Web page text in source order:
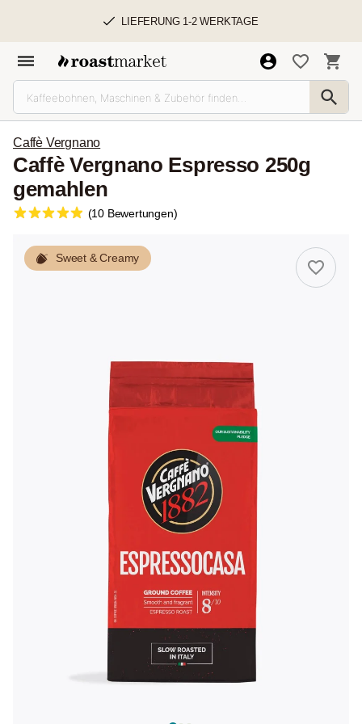
LIEFERUNG 1-2 WERKTAGE
Caffè Vergnano
Caffè Vergnano Espresso 250g
gemahlen
(10 Bewertungen)
Sweet & Creamy